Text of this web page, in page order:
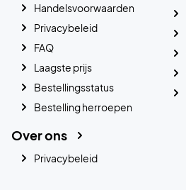
Handelsvoorwaarden
Privacybeleid
FAQ
Laagste prijs
Bestellingsstatus
Bestelling herroepen
Over ons
Privacybeleid